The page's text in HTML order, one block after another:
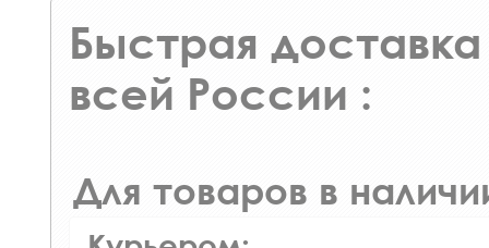
Быстрая доставка
всей России :
Для товаров в